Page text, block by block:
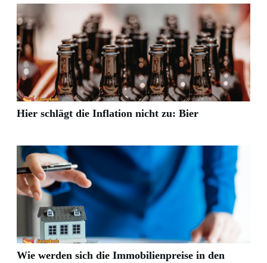
Hier schlägt die Inflation nicht zu: Bier
Wie werden sich die Immobilienpreise in den